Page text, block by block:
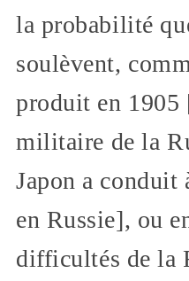
la probabilité
soulèvent,
produit en 1905
militaire de la
Japon a conduit
en Russie], ou
difficultés de la